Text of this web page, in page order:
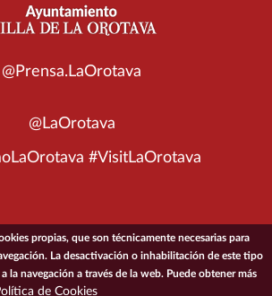
@Prensa.LaOrotava
@LaOrotava
#VisitLaOrotava
de la Villa de La Orotava
propias, que son técnicamente necesarias para
La desactivación o inhabilitación de este tipo
la navegación a través de la web. Puede obtener más
de Cookies